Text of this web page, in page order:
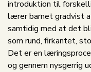
introduktion til
lærer barnet gradvist
samtidig med at det
som rund, firkantet,
Det er en
og gennem nysgerrig